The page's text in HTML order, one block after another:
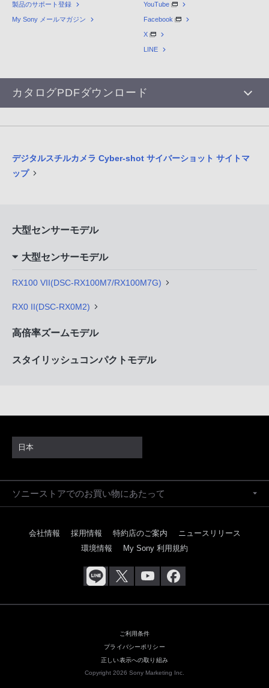
製品のサポート登録
My Sony メールマガジン
YouTube
Facebook
X
LINE
カタログPDFダウンロード
デジタルスチルカメラ Cyber-shot サイバーショット サイトマ
ップ
大型センサーモデル
大型センサーモデル
RX100 VII(DSC-RX100M7/RX100M7G)
RX0 II(DSC-RX0M2)
高倍率ズームモデル
スタイリッシュコンパクトモデル
日本
ソニーストアでのお買い物にあたって
会社情報 採用情報 特約店のご案内
ニュースリリース
環境情報
My Sony 利用規約
ご利用条件
プライバシーポリシー
正しい表示への取り組み
Copyright 2026 Sony Marketing Inc.